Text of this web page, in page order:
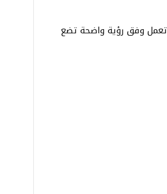
تعمل وفق رؤية واضحة تضع